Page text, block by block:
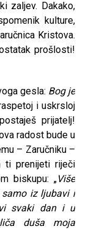
zaljev. Dakako,
kulture,
Kristova.
prošlosti!
gesla: Bog je
i uskrsloj
prijatelj!
radost bude u
– Zaručniku –
ti prenijeti riječi
biskupu: „Više
samo iz ljubavi i
svaki dan i u
duša moja